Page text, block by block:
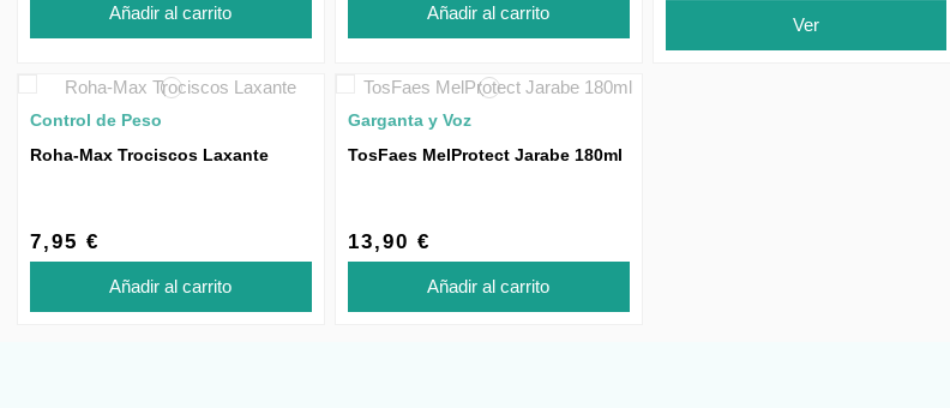
Añadir al carrito Añadir al carrito
Ver
Control de Peso
Roha-Max Trociscos Laxante
7,95 €
Añadir al carrito
Garganta y Voz
TosFaes MelProtect Jarabe 180ml
13,90 €
Añadir al carrito